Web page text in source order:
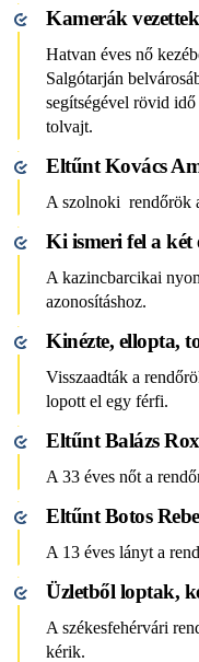
Kamerák
Hatvan éves nő
Salgótarján
segítségével rövid
tolvajt.
Eltűnt Kovács
A szolnoki rendőrök
Ki ismeri fel a két
A kazincbarcikai
azonosításhoz.
Kinézte, ellopta,
Visszaadták a
lopott el egy férfi.
Eltűnt Balázs
A 33 éves nőt a
Eltűnt Botos
A 13 éves lányt a
Üzletből loptak,
A székesfehérvári
kérik.